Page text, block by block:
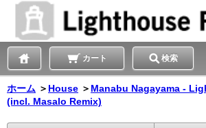
カート 検索
ホーム ＞ House ＞ Manabu Nagayama -
(incl. Masalo Remix)